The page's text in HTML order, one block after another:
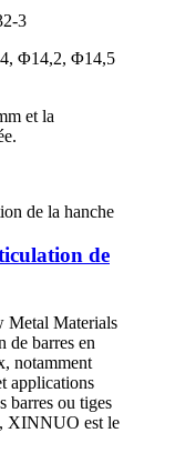
3
Φ14,2, Φ14,5
et la
de
Materials
de barres en
notamment
applications
barres ou tiges
XINNUO est le